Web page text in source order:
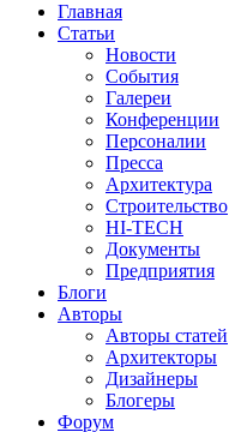
Главная
Статьи
Новости
События
Галереи
Конференции
Персоналии
Пресса
Архитектура
Строительство
HI-TECH
Документы
Предприятия
Блоги
Авторы
Авторы статей
Архитекторы
Дизайнеры
Блогеры
Форум